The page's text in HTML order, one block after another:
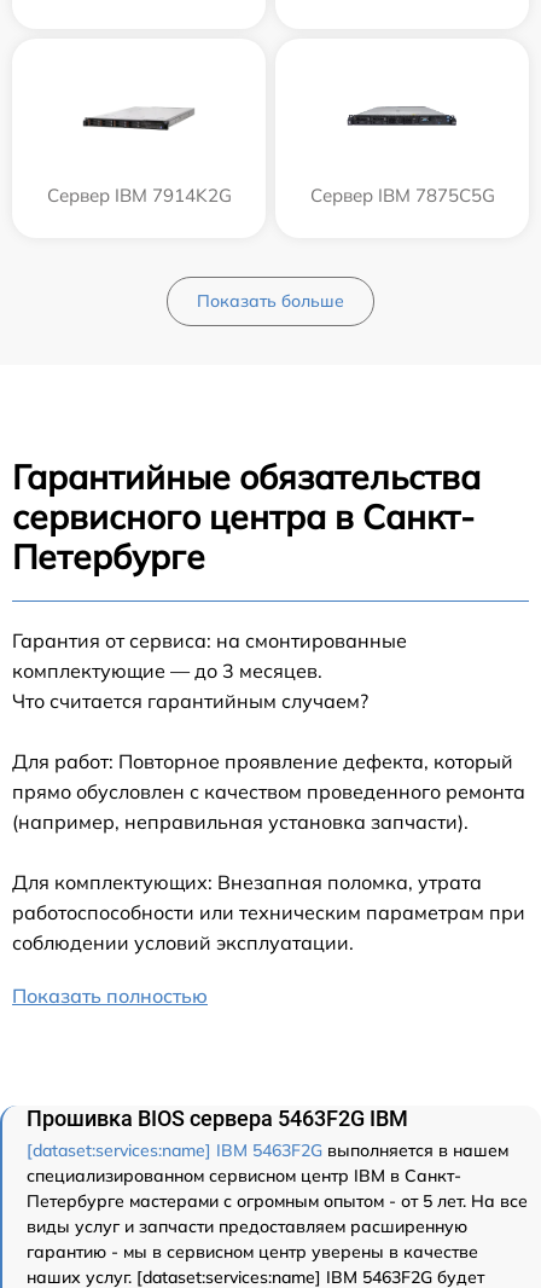
Сервер IBM 7914K2G Сервер IBM 7875C5G
Показать больше
Гарантийные обязательства
сервисного центра в Санкт-
Петербурге
Гарантия от сервиса: на смонтированные
комплектующие — до 3 месяцев.
Что считается гарантийным случаем?
Для работ: Повторное проявление дефекта, который
прямо обусловлен с качеством проведенного ремонта
(например, неправильная установка запчасти).
Для комплектующих: Внезапная поломка, утрата
работоспособности или техническим параметрам при
соблюдении условий эксплуатации.
Показать полностью
Прошивка BIOS сервера 5463F2G IBM
[dataset:services:name] IBM 5463F2G выполняется в нашем
специализированном сервисном центр IBM в Санкт-
Петербурге мастерами с огромным опытом - от 5 лет. На все
виды услуг и запчасти предоставляем расширенную
гарантию - мы в сервисном центр уверены в качестве
наших услуг. [dataset:services:name] IBM 5463F2G будет